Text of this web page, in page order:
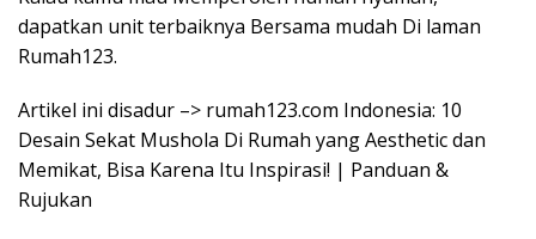
dapatkan unit terbaiknya Bersama mudah Di laman
Rumah123.
Artikel ini disadur –> rumah123.com Indonesia: 10
Desain Sekat Mushola Di Rumah yang Aesthetic dan
Memikat, Bisa Karena Itu Inspirasi! | Panduan &
Rujukan